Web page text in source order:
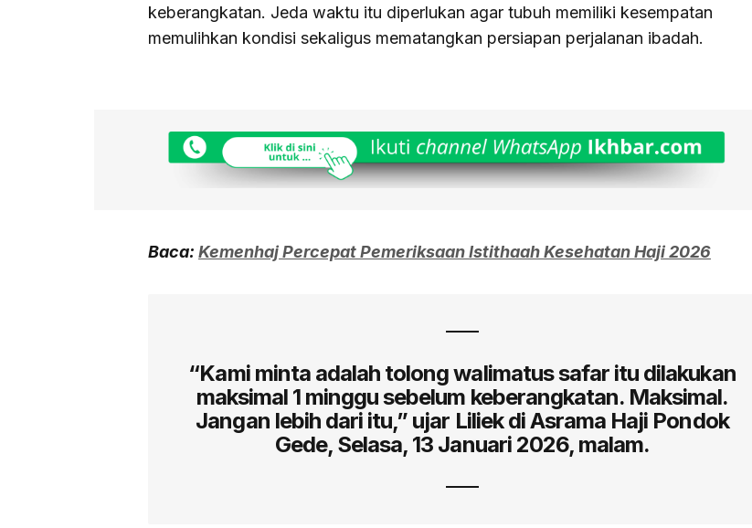
keberangkatan. Jeda waktu itu diperlukan agar tubuh memiliki kesempatan
memulihkan kondisi sekaligus mematangkan persiapan perjalanan ibadah.
Baca: Kemenhaj Percepat Pemeriksaan Istithaah Kesehatan Haji 2026
“Kami minta adalah tolong walimatus safar itu dilakukan
maksimal 1 minggu sebelum keberangkatan. Maksimal.
Jangan lebih dari itu,” ujar Liliek di Asrama Haji Pondok
Gede, Selasa, 13 Januari 2026, malam.